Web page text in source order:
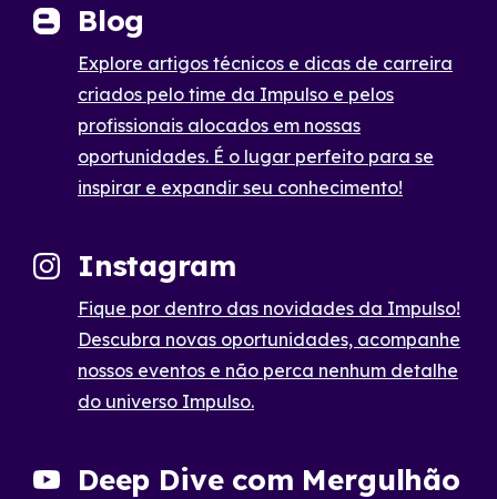
Blog
Explore artigos técnicos e dicas de carreira
criados pelo time da Impulso e pelos
profissionais alocados em nossas
oportunidades. É o lugar perfeito para se
inspirar e expandir seu conhecimento!
Instagram
Fique por dentro das novidades da Impulso!
Descubra novas oportunidades, acompanhe
nossos eventos e não perca nenhum detalhe
do universo Impulso.
Deep Dive com Mergulhão